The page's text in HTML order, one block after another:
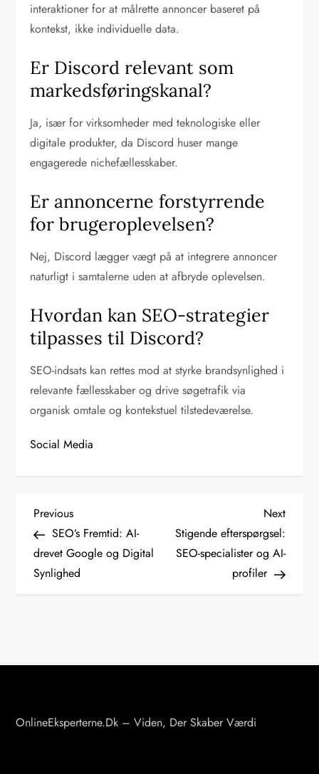
interaktioner for at målrette annoncer baseret på
kontekst, ikke individuelle data.
Er Discord relevant som
markedsføringskanal?
Ja, især for virksomheder med teknologiske eller
digitale produkter, da Discord huser mange
engagerede nichefællesskaber.
Er annoncerne forstyrrende
for brugeroplevelsen?
Nej, Discord lægger vægt på at integrere annoncer
naturligt i samtalerne uden at afbryde oplevelsen.
Hvordan kan SEO-strategier
tilpasses til Discord?
SEO-indsats kan rettes mod at styrke brandsynlighed i
relevante fællesskaber og drive søgetrafik via
organisk omtale og kontekstuel tilstedeværelse.
Social Media
I
n
d
l
v
Previous
Post
Previous
SEO’s Fremtid: AI-
drevet Google og Digital
Synlighed
Next
Post
Next
Stigende efterspørgsel:
SEO-specialister og AI-
profiler
OnlineEksperterne.dk – Viden, Der Skaber Værdi